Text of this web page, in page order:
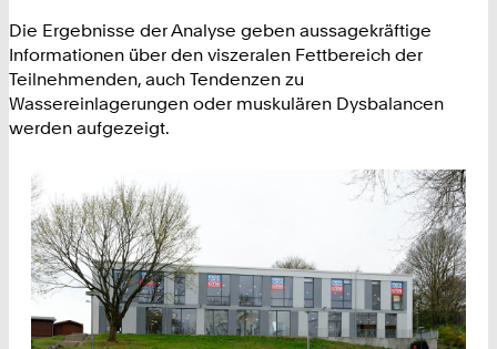
Die Ergebnisse der Analyse geben aussagekräftige
Informationen über den viszeralen Fettbereich der
Teilnehmenden, auch Tendenzen zu
Wassereinlagerungen oder muskulären Dysbalancen
werden aufgezeigt.